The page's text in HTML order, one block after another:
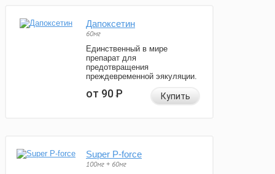
Дапоксетин
60мг
Единственный в мире
препарат для
предотвращения
преждевременной эякуляции.
от 90Р Купить
Super P-force
100мг + 60мг